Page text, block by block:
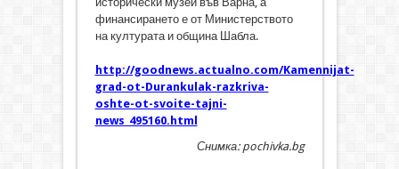
финансирането е от Министерството
на културата и община Шабла.
http://goodnews.actualno.com/Kamennijat-
grad-ot-Durankulak-razkriva-
oshte-ot-svoite-tajni-
news_495160.html
Снимка: pochivka.bg